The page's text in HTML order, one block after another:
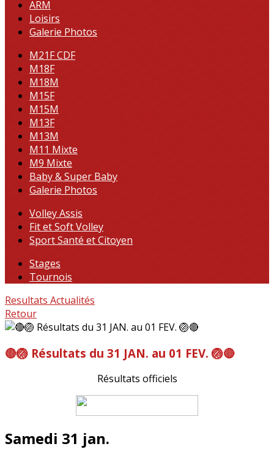
ARM
Loisirs
Galerie Photos
M21F CDF
M18F
M18M
M15F
M15M
M13F
M13M
M11 Mixte
M9 Mixte
Baby & Super Baby
Galerie Photos
Volley Assis
Fit et Soft Volley
Sport Santé et Citoyen
Stages
Tournois
Resultats Actualités
Retour
🔴🏐 Résultats du 31 JAN. au 01 FEV. 🏐🔴
Résultats officiels
Samedi 31 jan.